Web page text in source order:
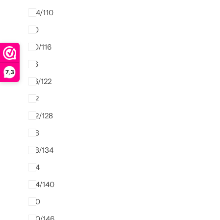
7,3
104/110
110
110/116
116
116/122
122
122/128
128
128/134
134
134/140
140